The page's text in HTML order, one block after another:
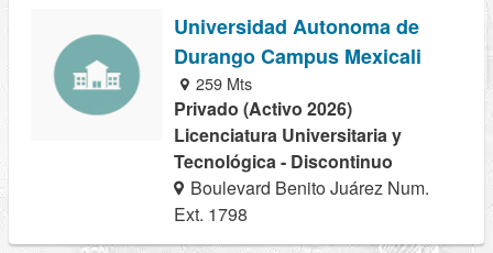
Universidad Autonoma de
Durango Campus Mexicali
259 Mts
Privado (Activo 2026)
Licenciatura Universitaria y
Tecnológica - Discontinuo
Boulevard Benito Juárez Num.
Ext. 1798